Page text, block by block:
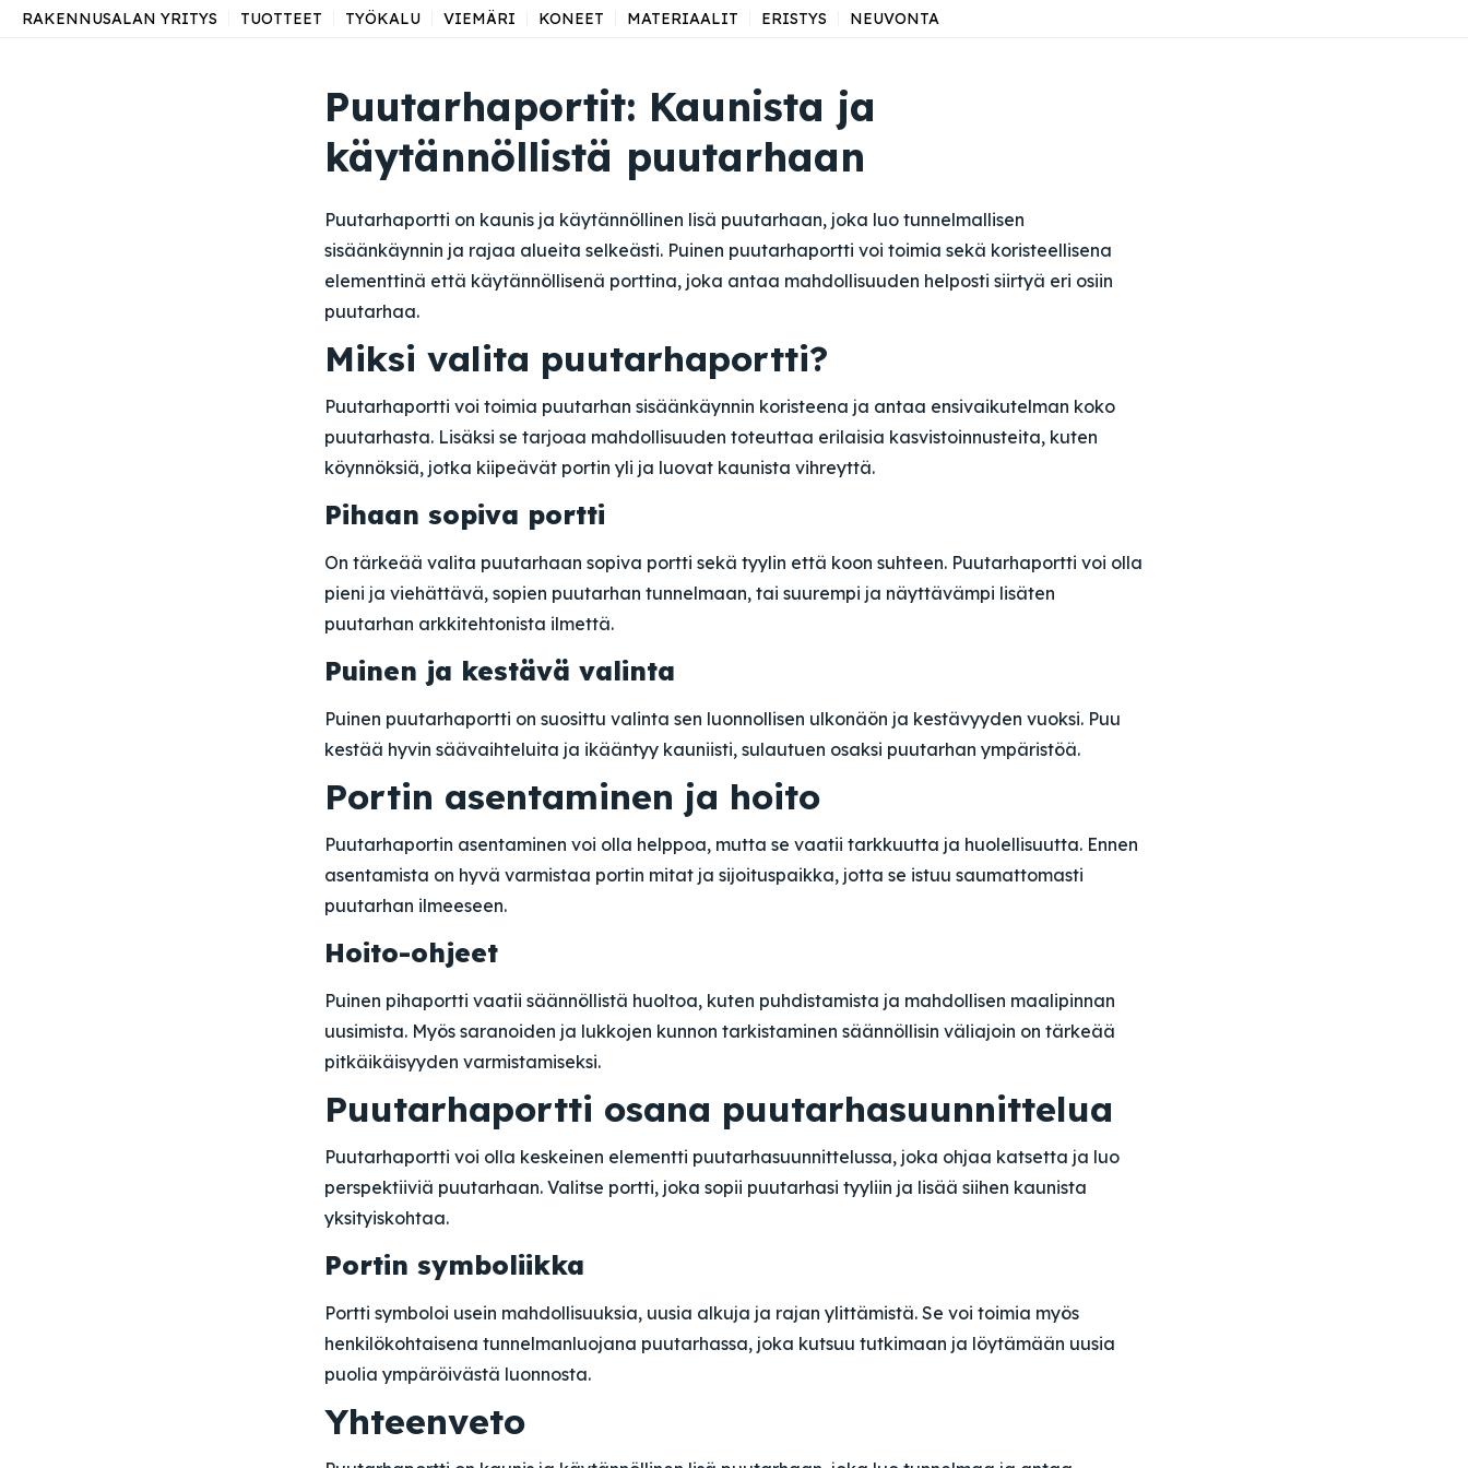
RAKENNUSALAN YRITYS TUOTTEET TYÖKALU VIEMÄRI KONEET MATERIAALIT ERISTYS NEUVONTA
Puutarhaportit: Kaunista ja
käytännöllistä puutarhaan
Puutarhaportti on kaunis ja käytännöllinen lisä puutarhaan, joka luo tunnelmallisen
sisäänkäynnin ja rajaa alueita selkeästi. Puinen puutarhaportti voi toimia sekä koristeellisena
elementtinä että käytännöllisenä porttina, joka antaa mahdollisuuden helposti siirtyä eri osiin
puutarhaa.
Miksi valita puutarhaportti?
Puutarhaportti voi toimia puutarhan sisäänkäynnin koristeena ja antaa ensivaikutelman koko
puutarhasta. Lisäksi se tarjoaa mahdollisuuden toteuttaa erilaisia kasvistoinnusteita, kuten
köynnöksiä, jotka kiipeävät portin yli ja luovat kaunista vihreyttä.
Pihaan sopiva portti
On tärkeää valita puutarhaan sopiva portti sekä tyylin että koon suhteen. Puutarhaportti voi olla
pieni ja viehättävä, sopien puutarhan tunnelmaan, tai suurempi ja näyttävämpi lisäten
puutarhan arkkitehtonista ilmettä.
Puinen ja kestävä valinta
Puinen puutarhaportti on suosittu valinta sen luonnollisen ulkonäön ja kestävyyden vuoksi. Puu
kestää hyvin säävaihteluita ja ikääntyy kauniisti, sulautuen osaksi puutarhan ympäristöä.
Portin asentaminen ja hoito
Puutarhaportin asentaminen voi olla helppoa, mutta se vaatii tarkkuutta ja huolellisuutta. Ennen
asentamista on hyvä varmistaa portin mitat ja sijoituspaikka, jotta se istuu saumattomasti
puutarhan ilmeeseen.
Hoito-ohjeet
Puinen pihaportti vaatii säännöllistä huoltoa, kuten puhdistamista ja mahdollisen maalipinnan
uusimista. Myös saranoiden ja lukkojen kunnon tarkistaminen säännöllisin väliajoin on tärkeää
pitkäikäisyyden varmistamiseksi.
Puutarhaportti osana puutarhasuunnittelua
Puutarhaportti voi olla keskeinen elementti puutarhasuunnittelussa, joka ohjaa katsetta ja luo
perspektiiviä puutarhaan. Valitse portti, joka sopii puutarhasi tyyliin ja lisää siihen kaunista
yksityiskohtaa.
Portin symboliikka
Portti symboloi usein mahdollisuuksia, uusia alkuja ja rajan ylittämistä. Se voi toimia myös
henkilökohtaisena tunnelmanluojana puutarhassa, joka kutsuu tutkimaan ja löytämään uusia
puolia ympäröivästä luonnosta.
Yhteenveto